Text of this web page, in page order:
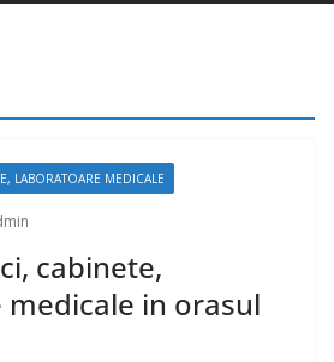
LABORATOARE MEDICALE
cabinete,
in orasul